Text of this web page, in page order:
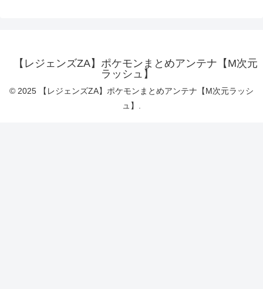
【レジェンズZA】ポケモンまとめアンテナ【M次元
ラッシュ】
© 2025 【レジェンズZA】ポケモンまとめアンテナ【M次元ラッシ
ュ】.